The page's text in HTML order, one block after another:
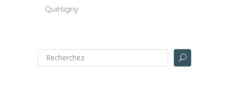
Quétigny